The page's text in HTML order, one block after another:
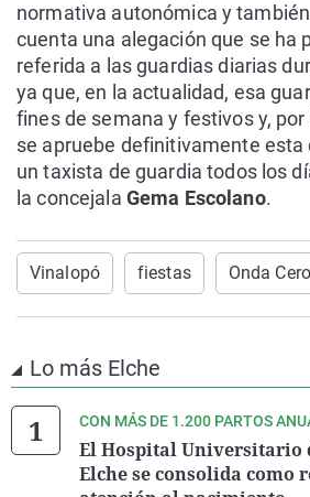
normativa autonómica y
cuenta una alegación que se ha
referida a las guardias diarias
ya que, en la actualidad, esa
fines de semana y festivos y,
se apruebe definitivamente esta
un taxista de guardia todos los
la concejala Gema Escolano.
Vinalopó fiestas Onda
Lo más Elche
CON MÁS DE 1.200 PARTOS
El Hospital Universitario
Elche se consolida como